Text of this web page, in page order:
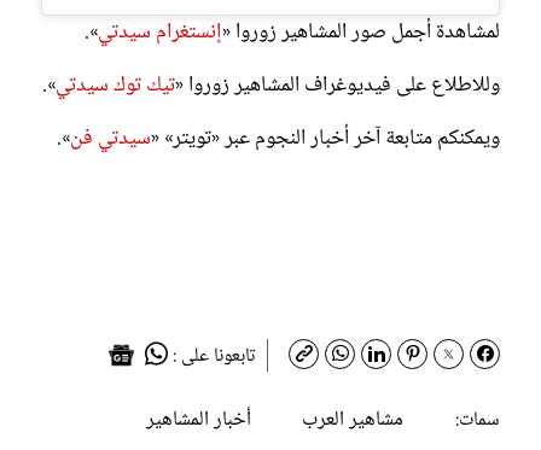
لمشاهدة أجمل صور المشاهير زوروا «إنستغرام سيدتي».
وللاطلاع على فيديوغراف المشاهير زوروا «تيك توك سيدتي».
ويمكنكم متابعة آخر أخبار النجوم عبر «تويتر» «سيدتي فن».
تابعونا على :
سمات:
مشاهير العرب
أخبار المشاهير